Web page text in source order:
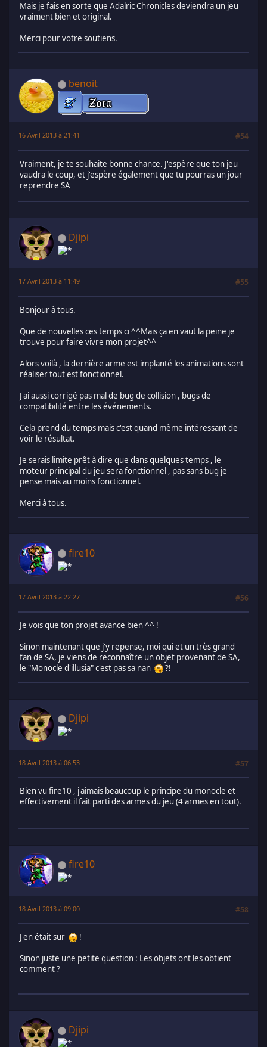
Mais je fais en sorte que Adalric Chronicles deviendra un jeu
vraiment bien et original.
Merci pour votre soutiens.
benoit
16 Avril 2013 à 21:41 #54
Vraiment, je te souhaite bonne chance. J'espère que ton jeu
vaudra le coup, et j'espère également que tu pourras un jour
reprendre SA
Djipi
17 Avril 2013 à 11:49 #55
Bonjour à tous.
Que de nouvelles ces temps ci ^^Mais ça en vaut la peine je
trouve pour faire vivre mon projet^^
Alors voilà , la dernière arme est implanté les animations sont
réaliser tout est fonctionnel.
J'ai aussi corrigé pas mal de bug de collision , bugs de
compatibilité entre les événements.
Cela prend du temps mais c'est quand même intéressant de
voir le résultat.
Je serais limite prêt à dire que dans quelques temps , le
moteur principal du jeu sera fonctionnel , pas sans bug je
pense mais au moins fonctionnel.
Merci à tous.
fire10
17 Avril 2013 à 22:27 #56
Je vois que ton projet avance bien ^^ !
Sinon maintenant que j'y repense, moi qui et un très grand
fan de SA, je viens de reconnaître un objet provenant de SA,
le "Monocle d'illusia" c'est pas sa nan
?!
Djipi
18 Avril 2013 à 06:53 #57
Bien vu fire10 , j'aimais beaucoup le principe du monocle et
effectivement il fait parti des armes du jeu (4 armes en tout).
fire10
18 Avril 2013 à 09:00 #58
J'en était sur
!
Sinon juste une petite question : Les objets ont les obtient
comment ?
Djipi